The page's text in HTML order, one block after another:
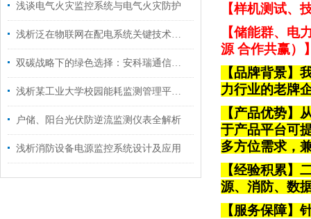
浅谈电气火灾监控系统与电气火灾防护
浅析泛在物联网在配电系统关键技术研究
双碳战略下的绿色选择：安科瑞通信机房能效管理方案，降本+窃电0容忍
浅析某工业大学校园能耗监测管理平台应用
户储、阳台光伏防逆流监测仪表全解析
浅析消防设备电源监控系统设计及应用
【样机测试、
【储能群、电
源 合作共赢）
【品牌背景】
力行业的老牌
【产品优势】
于产品平台可
多方位需求，
【经验积累】
源、消防、数
【服务保障